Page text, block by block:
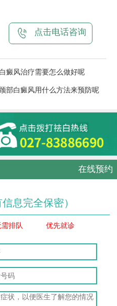
点击电话咨询
癜风治疗需要怎么做好呢
部白癜风用什么方法来预防呢
在线预约
信息完全保密）
排队 优先就诊